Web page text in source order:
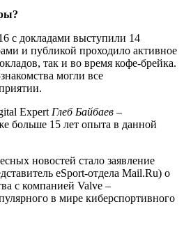
с докладами выступили 14
и публикой проходило активное
так и во время кофе-брейка.
могли все
Expert Глеб Байбаев –
больше 15 лет опыта в данной
новостей стало заявление
eSport-отдела Mail.Ru) о
с компанией Valve –
в мире киберспортивного